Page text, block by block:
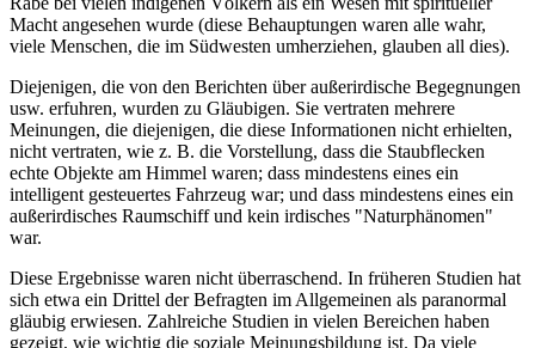
Macht angesehen wurde (diese Behauptungen waren alle wahr,
viele Menschen, die im Südwesten umherziehen, glauben all dies).
Diejenigen, die von den Berichten über außerirdische Begegnungen
usw. erfuhren, wurden zu Gläubigen. Sie vertraten mehrere
Meinungen, die diejenigen, die diese Informationen nicht erhielten,
nicht vertraten, wie z. B. die Vorstellung, dass die Staubflecken
echte Objekte am Himmel waren; dass mindestens eines ein
intelligent gesteuertes Fahrzeug war; und dass mindestens eines ein
außerirdisches Raumschiff und kein irdisches "Naturphänomen"
war.
Diese Ergebnisse waren nicht überraschend. In früheren Studien hat
sich etwa ein Drittel der Befragten im Allgemeinen als paranormal
gläubig erwiesen. Zahlreiche Studien in vielen Bereichen haben
gezeigt, wie wichtig die soziale Meinungsbildung ist. Da viele